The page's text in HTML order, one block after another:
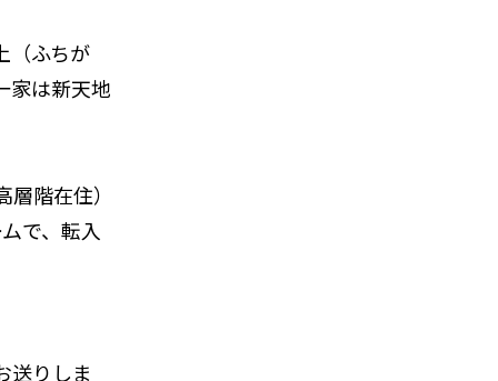
（ふちが
家は新天地
階在住）
で、転入
送りしま